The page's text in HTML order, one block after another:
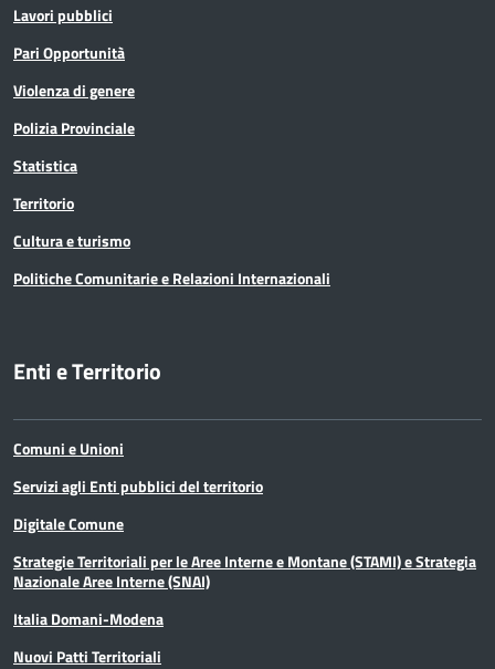
Lavori pubblici
Pari Opportunità
Violenza di genere
Polizia Provinciale
Statistica
Territorio
Cultura e turismo
Politiche Comunitarie e Relazioni Internazionali
Enti e Territorio
Comuni e Unioni
Servizi agli Enti pubblici del territorio
Digitale Comune
Strategie Territoriali per le Aree Interne e Montane (STAMI) e Strategia
Nazionale Aree Interne (SNAI)
Italia Domani-Modena
Nuovi Patti Territoriali